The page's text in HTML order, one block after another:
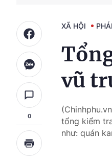
0
XÃ HỘI
vũ
tổng kiểm
như: quán